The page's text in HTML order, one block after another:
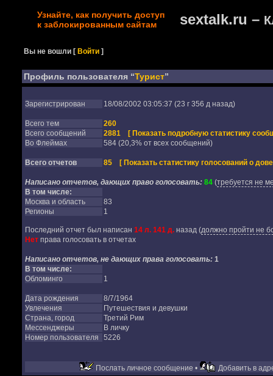
Узнайте, как получить доступ
к заблокированным сайтам
sextalk.ru –
Вы не вошли [Войти ]
Профиль пользователя “Турист”
Зарегистрирован 18/08/2002 03:05:37 (23 г 356 д назад)
Всего тем
260
Всего сообщений
2881
[ Показать подробную статистику
Во Флеймах
584 (20,3% от всех сообщений)
Всего отчетов 85 [ Показать статистику голосований о
Написано отчетов, дающих право голосовать: 84(требуется не
В том числе:
Москва и область
83
Регионы
1
Последний отчет был написан 14 л. 141 д.назад(должно пройти не
Нетправа голосовать в отчетах
Написано отчетов, не дающих права голосовать: 1
В том числе:
Обломинго
1
Дата рождения
8/7/1964
Увлечения
Путешествия и девушки
Страна, город
Третий Рим
Мессенджеры
В личку
Номер пользователя
5226
Послать личное сообщение • Добавить в